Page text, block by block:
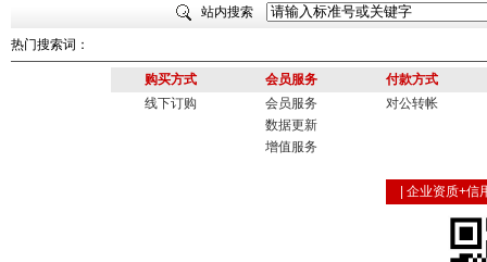
站内搜索
热门搜索词：
购买方式
线下订购
会员服务
会员服务
数据更新
增值服务
付款方式
对公转帐
企业资质+信